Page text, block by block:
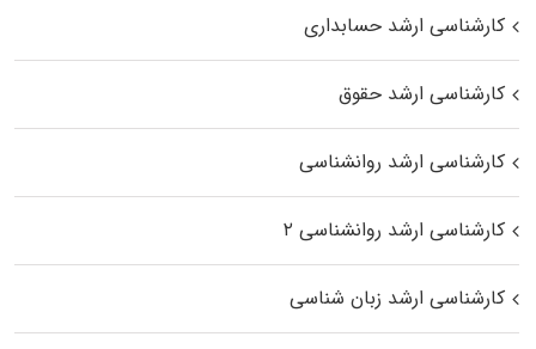
کارشناسی ارشد حسابداری
کارشناسی ارشد حقوق
کارشناسی ارشد روانشناسی
کارشناسی ارشد روانشناسی ۲
کارشناسی ارشد زبان شناسی